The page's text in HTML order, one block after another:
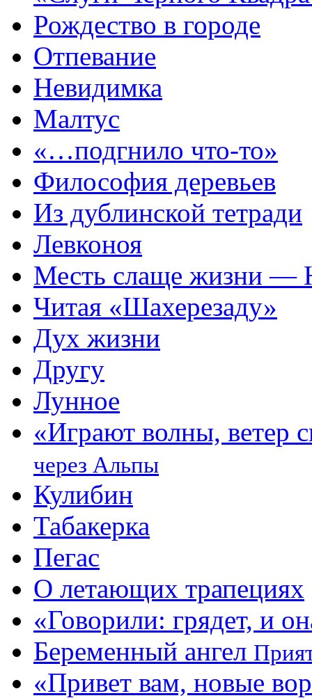
Рождество в городе
Отпевание
Невидимка
Малтус
«…подгнило что-то»
Философия деревьев
Из дублинской тетради
Левконоя
Месть слаще жизни —
Читая «Шахерезаду»
Дух жизни
Другу
Лунное
«Играют волны,
через Альпы
Кулибин
Табакерка
Пегас
О летающих трапециях
«Говорили: грядет, и
Беременный ангел
«Привет вам, новые